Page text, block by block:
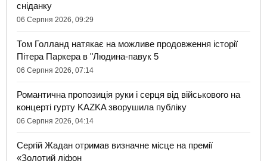
сніданку
06 Серпня 2026, 09:29
Том Голланд натякає на можливе продовження історії
Пітера Паркера в "Людина-павук 5
06 Серпня 2026, 07:14
Романтична пропозиція руки і серця від військового на
концерті гурту KAZKA зворушила публіку
06 Серпня 2026, 04:14
Сергій Жадан отримав визначне місце на премії
«Золотий ліфон